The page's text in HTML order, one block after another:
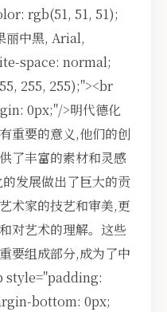
rgb(51, 51, 51);
中黑, Arial,
space: normal;
255, 255);"><br
0px;"/>明代德化
重要的意义,他们的创
了丰富的素材和灵感
发展做出了巨大的贡
术家的技艺和审美,更
对艺术的理解。这些
要组成部分,成为了中
style="padding:
bottom: 0px;